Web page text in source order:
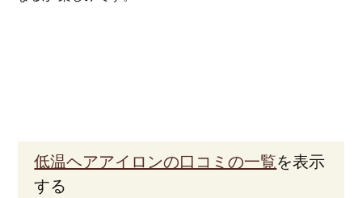
低温ヘアアイロンの口コミの一覧を表示
する